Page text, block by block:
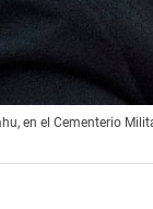
en el Cementerio